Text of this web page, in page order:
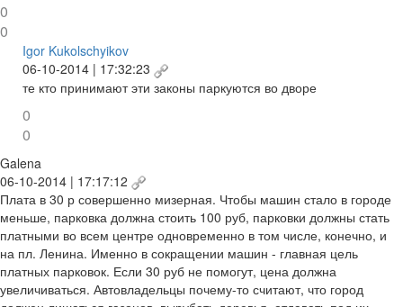
0
0
Igor Kukolschyikov
06-10-2014 | 17:32:23
те кто принимают эти законы паркуются во дворе
0
0
Galena
06-10-2014 | 17:17:12
Плата в 30 р совершенно мизерная. Чтобы машин стало в городе
меньше, парковка должна стоить 100 руб, парковки должны стать
платными во всем центре одновременно в том числе, конечно, и
на пл. Ленина. Именно в сокращении машин - главная цель
платных парковок. Если 30 руб не помогут, цена должна
увеличиваться. Автовладельцы почему-то считают, что город